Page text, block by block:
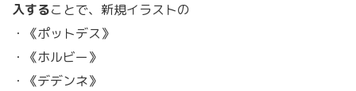
入することで、新規イラストの
・《ポットデス》
・《ホルビー》
・《デデンネ》